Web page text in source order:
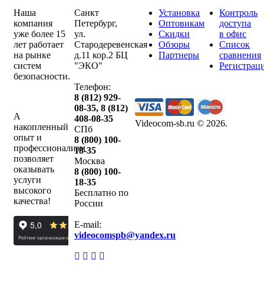
Наша
компания
уже более 15
лет работает
на рынке
систем
безопасности.
А
накопленный
опыт и
профессионализм
позволяет
оказывать
услуги
высокого
качества!
Санкт
Петербург,
ул.
Стародеревенская
д.11 кор.2 БЦ
"ЭКО"
Телефон:
8 (812) 929-
08-35,8 (812)
408-08-35
СПб
8 (800) 100-
18-35
Москва
8 (800) 100-
18-35
Бесплатно по
России
E-mail:
videocomspb@yandex.ru
Установка
Оптовикам
Скидки
Обзоры
Партнеры
Контроль
доступа
в офис
Список
сравнения
Videocom-sb.ru © 2026.